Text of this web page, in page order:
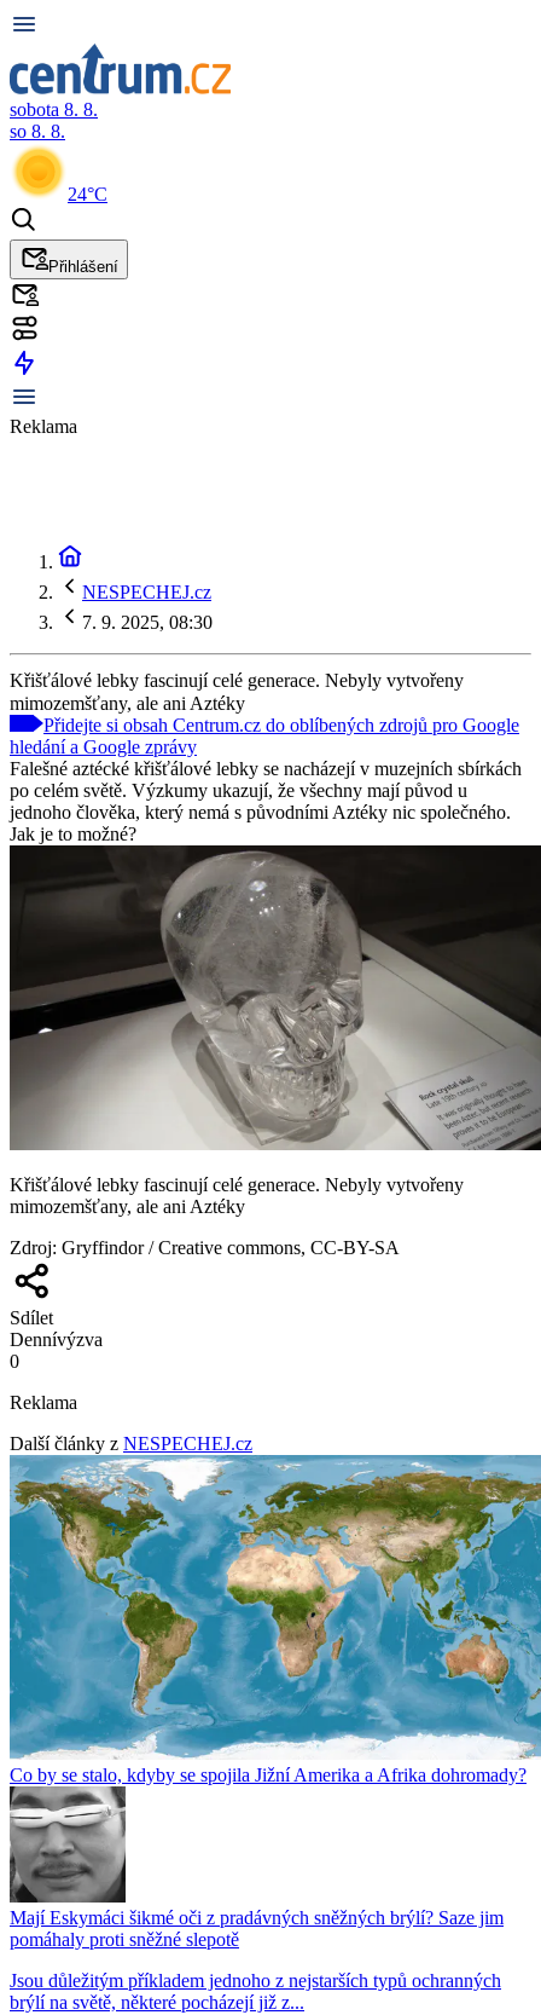
sobota 8. 8.
so 8. 8.
24°C
Přihlášení
Reklama
NESPECHEJ.cz
7. 9. 2025, 08:30
Křišťálové lebky fascinují celé generace. Nebyly vytvořeny
mimozemšťany, ale ani Aztéky
Přidejte si obsah Centrum.cz do oblíbených zdrojů pro Google
hledání a Google zprávy
Falešné aztécké křišťálové lebky se nacházejí v muzejních sbírkách
po celém světě. Výzkumy ukazují, že všechny mají původ u
jednoho člověka, který nemá s původními Aztéky nic společného.
Jak je to možné?
Křišťálové lebky fascinují celé generace. Nebyly vytvořeny
mimozemšťany, ale ani Aztéky
Zdroj: Gryffindor / Creative commons, CC-BY-SA
Sdílet
Dennívýzva
0
Reklama
Další články z NESPECHEJ.cz
Co by se stalo, kdyby se spojila Jižní Amerika a Afrika dohromady?
Mají Eskymáci šikmé oči z pradávných sněžných brýlí? Saze jim
pomáhaly proti sněžné slepotě
Jsou důležitým příkladem jednoho z nejstarších typů ochranných
brýlí na světě, některé pocházejí již z...